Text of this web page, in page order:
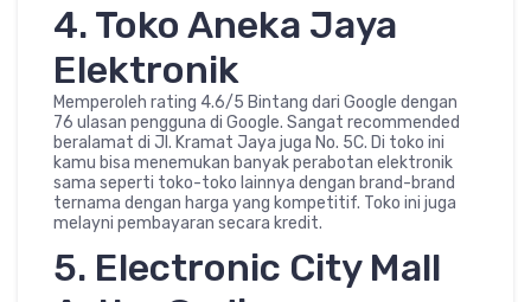
4. Toko Aneka Jaya
Elektronik
Memperoleh rating 4.6/5 Bintang dari Google dengan
76 ulasan pengguna di Google. Sangat recommended
beralamat di Jl. Kramat Jaya juga No. 5C. Di toko ini
kamu bisa menemukan banyak perabotan elektronik
sama seperti toko-toko lainnya dengan brand-brand
ternama dengan harga yang kompetitif. Toko ini juga
melayni pembayaran secara kredit.
5. Electronic City Mall